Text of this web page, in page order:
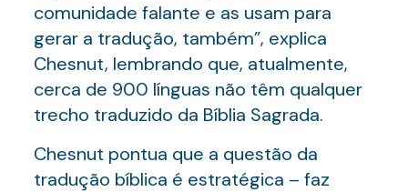
comunidade falante e as usam para
gerar a tradução, também”, explica
Chesnut, lembrando que, atualmente,
cerca de 900 línguas não têm qualquer
trecho traduzido da Bíblia Sagrada.
Chesnut pontua que a questão da
tradução bíblica é estratégica – faz